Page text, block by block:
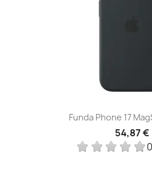
Funda Phone 17
54,87 €